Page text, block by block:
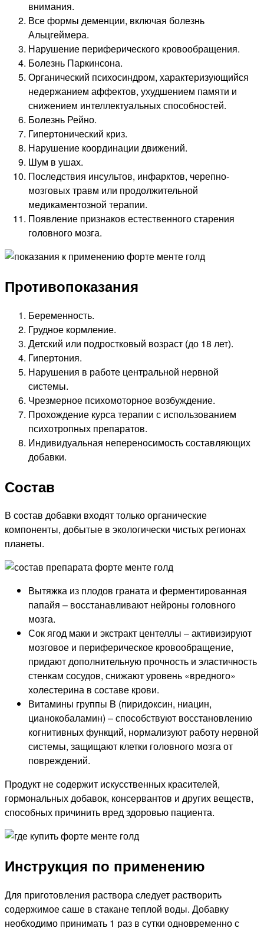
внимания.
Все формы деменции, включая болезнь
Альцгеймера.
Нарушение периферического кровообращения.
Болезнь Паркинсона.
Органический психосиндром, характеризующийся
недержанием аффектов, ухудшением памяти и
снижением интеллектуальных способностей.
Болезнь Рейно.
Гипертонический криз.
Нарушение координации движений.
Шум в ушах.
Последствия инсультов, инфарктов, черепно-
мозговых травм или продолжительной
медикаментозной терапии.
Появление признаков естественного старения
головного мозга.
Противопоказания
Беременность.
Грудное кормление.
Детский или подростковый возраст (до 18 лет).
Гипертония.
Нарушения в работе центральной нервной
системы.
Чрезмерное психомоторное возбуждение.
Прохождение курса терапии с использованием
психотропных препаратов.
Индивидуальная непереносимость составляющих
добавки.
Состав
В состав добавки входят только органические
компоненты, добытые в экологически чистых регионах
планеты.
Вытяжка из плодов граната и ферментированная
папайя – восстанавливают нейроны головного
мозга.
Сок ягод маки и экстракт центеллы – активизируют
мозговое и периферическое кровообращение,
придают дополнительную прочность и эластичность
стенкам сосудов, снижают уровень «вредного»
холестерина в составе крови.
Витамины группы B (пиридоксин, ниацин,
цианокобаламин) – способствуют восстановлению
когнитивных функций, нормализуют работу нервной
системы, защищают клетки головного мозга от
повреждений.
Продукт не содержит искусственных красителей,
гормональных добавок, консервантов и других веществ,
способных причинить вред здоровью пациента.
Инструкция по применению
Для приготовления раствора следует растворить
содержимое саше в стакане теплой воды. Добавку
необходимо принимать 1 раз в сутки одновременно с